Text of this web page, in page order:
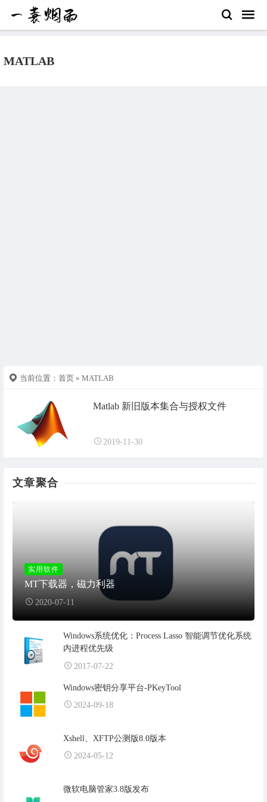
MATLAB
当前位置： 首页 » MATLAB
Matlab 新旧版本集合与授权文件
2019-11-30
文章聚合
实用软件
MT下载器，磁力利器
2020-07-11
Windows系统优化：Process Lasso 智能调节优化系统
内进程优先级
2017-07-22
Windows密钥分享平台-PKeyTool
2024-09-18
Xshell、XFTP公测版8.0版本
2024-05-12
微软电脑管家3.8版发布